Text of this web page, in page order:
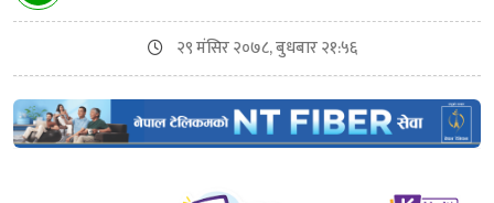
२९ मंसिर २०७८, बुधबार २१:५६